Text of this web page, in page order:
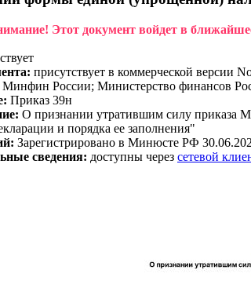
Этот документ войдет в
присутствует в коммерческой версии
Минфин России; Министерство финансов
Приказ 39н
О признании утратившим силу приказа
и порядка ее заполнения"
Зарегистрировано в Минюсте РФ
сведения: доступны через сетевой